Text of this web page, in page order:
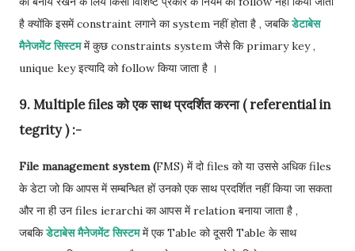
है क्योंकि इसमें constraint लगाने का system नहीं होता है , जबकिडेटाबेस
मैनेजमेंट सिस्टममें कुछ constraints system जैसे कि primary key ,
unique key इत्यादि को follow किया जाता है ।
9. Multiple files को एक साथ प्रदर्शित करना ( referential in
tegrity ) :-
File management system (FMS) में दो files को या उससे अधिक files
के डेटा जो कि आपस में सम्बन्धित हों उनको एक साथ प्रदर्शित नहीं किया जा सकता
और ना ही उन files ierarchi का आपस में relation बनाया जाता है ,
जबकिडेटाबेस मैनेजमेंट सिस्टममें एक Table को दूसरी Table के साथ